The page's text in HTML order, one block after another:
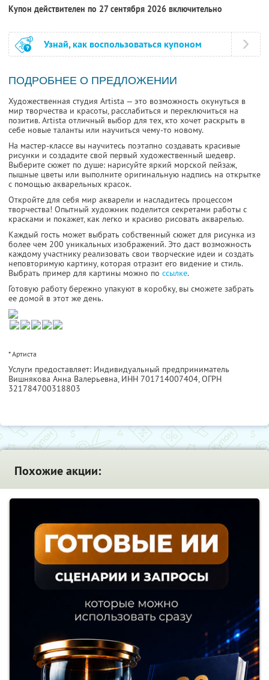
Купон действителен по 27 сентября 2026 включительно
Узнай, как воспользоваться купоном
ПОДРОБНЕЕ О ПРЕДЛОЖЕНИИ
Художественная студия Artista — это возможность окунуться в
мир творчества и красоты, расслабиться и переключиться на
позитив. Artista отличный выбор для тех, кто хочет раскрыть в
себе новые таланты или научиться чему-то новому.
На мастер-классе вы научитесь поэтапно создавать красивые
рисунки и создадите свой первый художественный шедевр.
Выберите сюжет по душе: нарисуйте яркий морской пейзаж,
пышные цветы или выполните оригинальную надпись на открытке
с помощью акварельных красок.
Откройте для себя мир акварели и насладитесь процессом
творчества! Опытный художник поделится секретами работы с
красками и покажет, как легко и красиво рисовать акварелью.
Каждый гость может выбрать собственный сюжет для рисунка из
более чем 200 уникальных изображений. Это даст возможность
каждому участнику реализовать свои творческие идеи и создать
неповторимую картину, которая отразит его видение и стиль.
Выбрать пример для картины можно по ссылке.
Готовую работу бережно упакуют в коробку, вы сможете забрать
ее домой в этот же день.
* Артиста
Услуги предоставляет: Индивидуальный предприниматель
Вишнякова Анна Валерьевна, ИНН 701714007404, ОГРН
321784700318803
Похожие акции: